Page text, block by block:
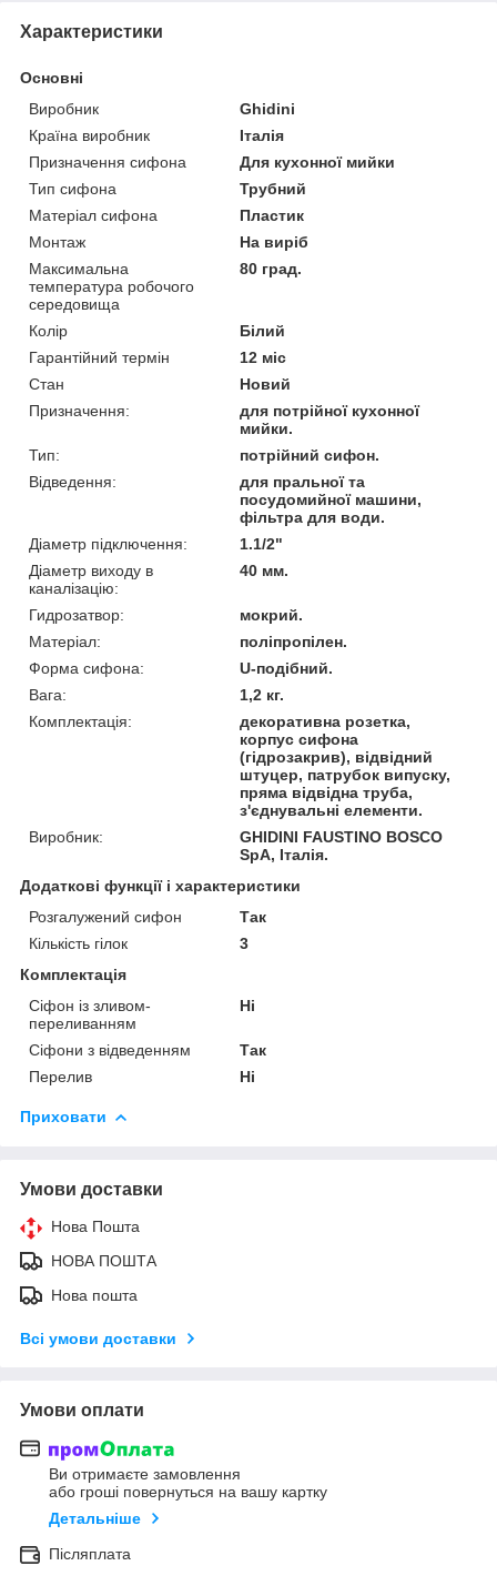
Характеристики
Основні
Виробник
Ghidini
Країна виробник
Італія
Призначення сифона
Для кухонної мийки
Тип сифона
Трубний
Матеріал сифона
Пластик
Монтаж
На виріб
Максимальна
температура робочого
середовища
80 град.
Колір
Білий
Гарантійний термін
12 міс
Стан
Новий
Призначення:
для потрійної кухонної
мийки.
Тип:
потрійний сифон.
Відведення:
для пральної та
посудомийної машини,
фільтра для води.
Діаметр підключення:
1.1/2"
Діаметр виходу в
каналізацію:
40 мм.
Гидрозатвор:
мокрий.
Матеріал:
поліпропілен.
Форма сифона:
U-подібний.
Вага:
1,2 кг.
Комплектація:
декоративна розетка,
корпус сифона
(гідрозакрив), відвідний
штуцер, патрубок випуску,
пряма відвідна труба,
з'єднувальні елементи.
Виробник:
GHIDINI FAUSTINO BOSCO
SpA, Італія.
Додаткові функції і характеристики
Розгалужений сифон
Так
Кількість гілок
3
Комплектація
Сіфон із зливом-
переливанням
Ні
Сіфони з відведенням
Так
Перелив
Ні
Приховати
Умови доставки
Нова Пошта
НОВА ПОШТА
Нова пошта
Всі умови доставки
Умови оплати
Ви отримаєте замовлення
або гроші повернуться на вашу картку
Детальніше
Післяплата